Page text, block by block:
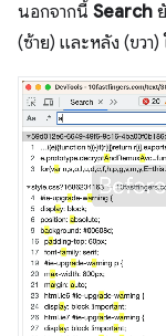
นอกจากนี้ Search
(ซ้าย) และหลัง (ขวา)